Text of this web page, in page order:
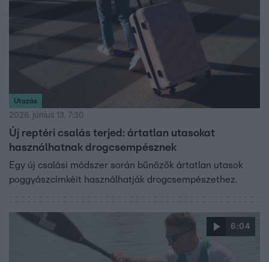
Utazás
2026. június 13. 7:30
Új reptéri csalás terjed: ártatlan utasokat
használhatnak drogcsempésznek
Egy új csalási módszer során bűnözők ártatlan utasok
poggyászcímkéit használhatják drogcsempészethez.
6:04